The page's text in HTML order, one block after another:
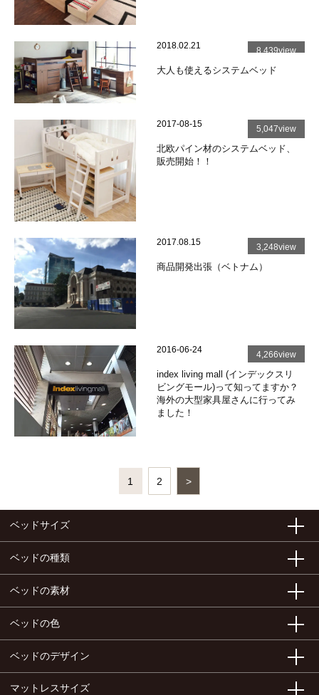
8,439view
2018.02.21
大人も使えるシステムベッド
5,047view
2017-08-15
北欧パイン材のシステムベッド、
販売開始！！
3,248view
2017.08.15
商品開発出張（ベトナム）
4,266view
2016-06-24
index living mall (インデックスリ
ビングモール)って知ってますか？
海外の大型家具屋さんに行ってみ
ました！
1 2 >
ベッドサイズ
ベッドの種類
ベッドの素材
ベッドの色
ベッドのデザイン
マットレスサイズ